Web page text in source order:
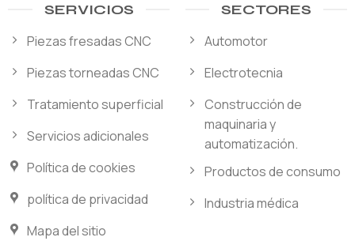
SERVICIOS
Piezas fresadas CNC
Piezas torneadas CNC
Tratamiento superficial
Servicios adicionales
Política de cookies
política de privacidad
Mapa del sitio
SECTORES
Automotor
Electrotecnia
Construcción de
maquinaria y
automatización.
Productos de consumo
Industria médica